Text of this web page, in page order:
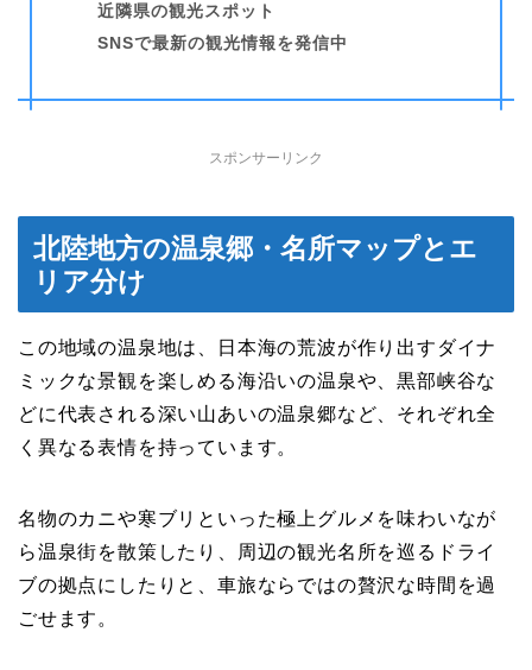
近隣県の観光スポット
SNSで最新の観光情報を発信中
スポンサーリンク
北陸地方の温泉郷・名所マップとエ
リア分け
この地域の温泉地は、日本海の荒波が作り出すダイナ
ミックな景観を楽しめる海沿いの温泉や、黒部峡谷な
どに代表される深い山あいの温泉郷など、それぞれ全
く異なる表情を持っています。
名物のカニや寒ブリといった極上グルメを味わいなが
ら温泉街を散策したり、周辺の観光名所を巡るドライ
ブの拠点にしたりと、車旅ならではの贅沢な時間を過
ごせます。